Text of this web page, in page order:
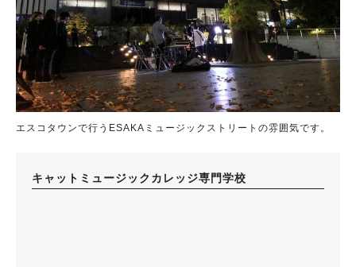
エスコタウンで行うESAKAミュージックストリートの雰囲気です。
キャットミュージックカレッジ専門学校